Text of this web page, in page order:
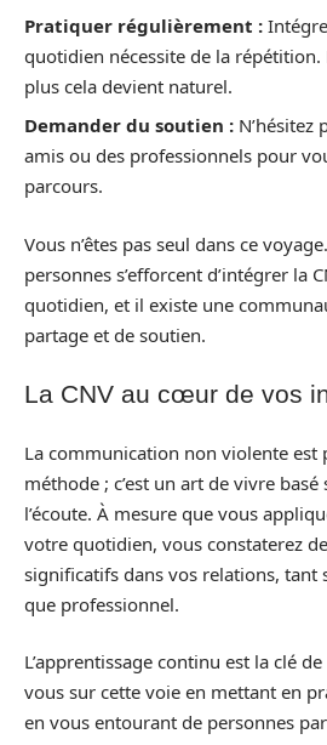
Pratiquer régulièrement :
quotidien nécessite de la répétition.
plus cela devient naturel.
Demander du soutien : N’hésitez
amis ou des professionnels pour
parcours.
Vous n’êtes pas seul dans ce
personnes s’efforcent d’intégrer la
quotidien, et il existe une
partage et de soutien.
La CNV au cœur de vos
La communication non violente est
méthode ; c’est un art de vivre
l’écoute. À mesure que vous
votre quotidien, vous constaterez
significatifs dans vos relations, tant
que professionnel.
L’apprentissage continu est la clé
vous sur cette voie en mettant en
en vous entourant de personnes